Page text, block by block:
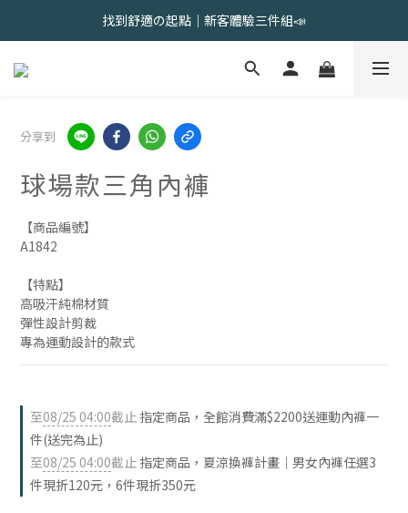
會員限定 | 女內褲任選3件現折120元，6件現折350元
會員限定 | 女內褲任選3件現折120元，6件現折350元
夏出清售完不補｜2件$618，5件$1388，8件$1888
會員限定 | 女內褲任選3件現折120元，6件現折350元
分享到
球場款三角內褲
【商品編號】
A1842
【特點】
高吸汗純棉材質
彈性設計剪裁
專為運動設計的款式
至08/25 04:00截止 指定商品，全館消費滿$2200送運動內褲一
件(送完為止)
至08/25 04:00截止 指定商品，夏涼換褲計畫｜男女內褲任選3
件現折120元，6件現折350元